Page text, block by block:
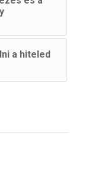
a hiteled